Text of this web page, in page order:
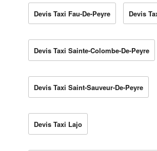
Devis Taxi Fau-De-Peyre Devis
Devis Taxi Sainte-Colombe-De-Peyre
Devis Taxi Saint-Sauveur-De-Peyre
Devis Taxi Lajo